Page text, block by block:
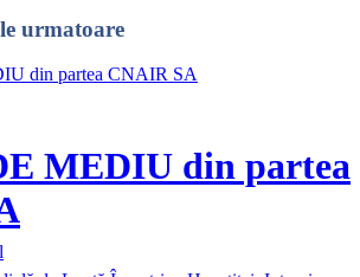
urmatoare
MEDIU din partea